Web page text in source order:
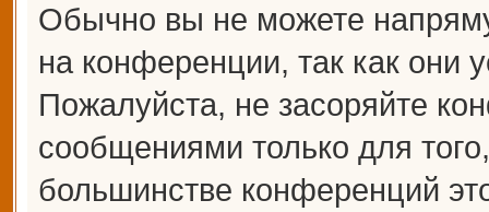
Обычно вы не можете
на конференции, так как они
Пожалуйста, не засоряйте
сообщениями только для
большинстве конференций